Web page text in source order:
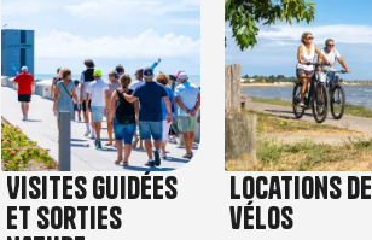
Visites guidées
et sorties
Locations de
vélos